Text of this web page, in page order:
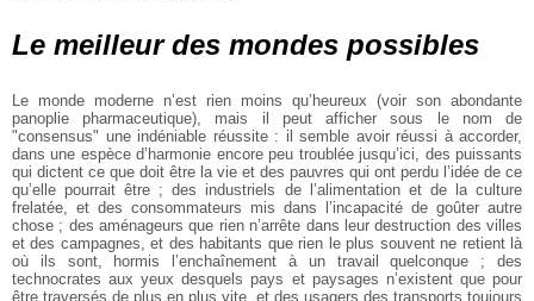
Le meilleur des mondes possibles
Le monde moderne n’est rien moins qu’heureux (voir son abondante
panoplie pharmaceutique), mais il peut afficher sous le nom de
"consensus" une indéniable réussite : il semble avoir réussi à accorder,
dans une espèce d’harmonie encore peu troublée jusqu’ici, des puissants
qui dictent ce que doit être la vie et des pauvres qui ont perdu l’idée de ce
qu’elle pourrait être ; des industriels de l’alimentation et de la culture
frelatée, et des consommateurs mis dans l’incapacité de goûter autre
chose ; des aménageurs que rien n’arrête dans leur destruction des villes
et des campagnes, et des habitants que rien le plus souvent ne retient là
où ils sont, hormis l’enchaînement à un travail quelconque ; des
technocrates aux yeux desquels pays et paysages n’existent que pour
être traversés de plus en plus vite, et des usagers des transports toujours